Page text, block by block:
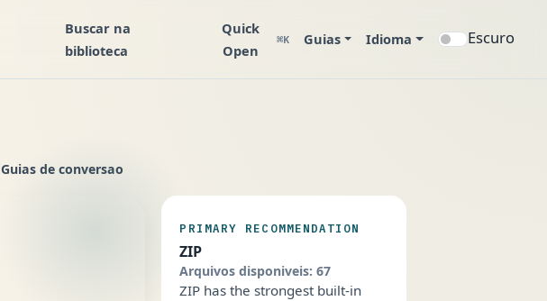
Buscar na
biblioteca
Quick
Open
⌘K Guias Idioma Escuro
Guias de conversao
PRIMARY RECOMMENDATION
ZIP
Arquivos disponiveis: 67
ZIP has the strongest built-in